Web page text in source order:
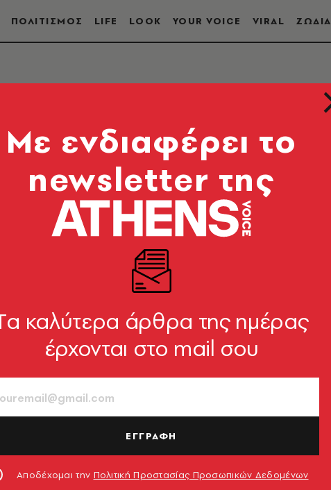
ΠΟΛΙΤΙΣΜΟΣ LIFE LOOK YOUR VOICE VIRAL ΖΩΔΙΑ
Παπαθεοδώρου: Στους 8
παραβάτες για
παιδικής πορνογραφίας
«κατεβάζει» πορνό με ανηλίκους - Οι 284
διευθύνσεις πρωτοκόλλου
Mε ενδιαφέρει το
newsletter της
καλύτερα άρθρα της ημέρας
έρχονται στο mail σου
ΕΓΓΡΑΦΗ
Αποδέχομαι την Πολιτική Προστασίας Προσωπικών Δεδομένων